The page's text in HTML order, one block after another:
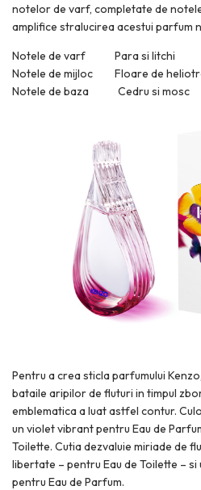
notelor de varf, completate de
amplifice stralucirea acestui parfum
Notele de varf Para si litchi
Notele de mijloc Floare de
Notele de baza Cedru si mosc
Pentru a crea sticla parfumului
bataile aripilor de fluturi in timpul
emblematica a luat astfel contur.
un violet vibrant pentru Eau de
Toilette. Cutia dezvaluie miriade de
libertate – pentru Eau de Toilette –
pentru Eau de Parfum.